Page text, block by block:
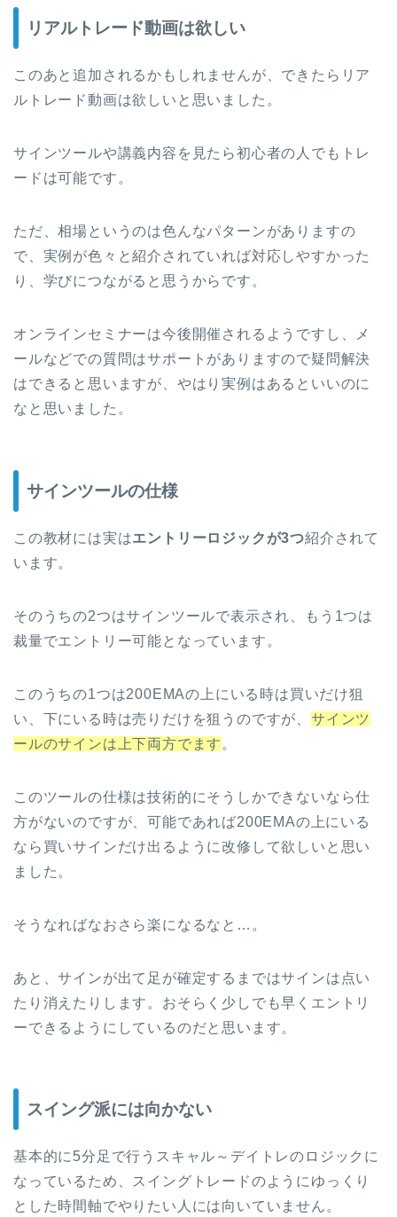
リアルトレード動画は欲しい
このあと追加されるかもしれませんが、できたらリア
ルトレード動画は欲しいと思いました。
サインツールや講義内容を見たら初心者の人でもトレ
ードは可能です。
ただ、相場というのは色んなパターンがありますの
で、実例が色々と紹介されていれば対応しやすかった
り、学びにつながると思うからです。
オンラインセミナーは今後開催されるようですし、メ
ールなどでの質問はサポートがありますので疑問解決
はできると思いますが、やはり実例はあるといいのに
なと思いました。
サインツールの仕様
この教材には実はエントリーロジックが3つ紹介されて
います。
そのうちの2つはサインツールで表示され、もう1つは
裁量でエントリー可能となっています。
このうちの1つは200EMAの上にいる時は買いだけ狙
い、下にいる時は売りだけを狙うのですが、 サインツ
ールのサインは上下両方でます 。
このツールの仕様は技術的にそうしかできないなら仕
方がないのですが、可能であれば200EMAの上にいる
なら買いサインだけ出るように改修して欲しいと思い
ました。
そうなればなおさら楽になるなと…。
あと、サインが出て足が確定するまではサインは点い
たり消えたりします。おそらく少しでも早くエントリ
ーできるようにしているのだと思います。
スイング派には向かない
基本的に5分足で行うスキャル～デイトレのロジックに
なっているため、スイングトレードのようにゆっくり
とした時間軸でやりたい人には向いていません。